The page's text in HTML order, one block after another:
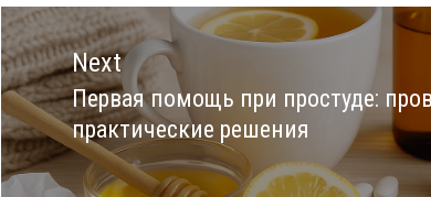
Next
Next
post:
Первая помощь при простуде:
практические решения